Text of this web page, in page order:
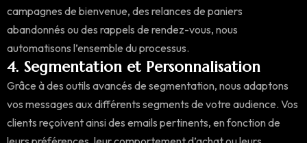
campagnes de bienvenue, des relances de paniers
abandonnés ou des rappels de rendez-vous, nous
automatisons l’ensemble du processus.
4. Segmentation et Personnalisation
Grâce à des outils avancés de segmentation, nous adaptons
vos messages aux différents segments de votre audience. Vos
clients reçoivent ainsi des emails pertinents, en fonction de